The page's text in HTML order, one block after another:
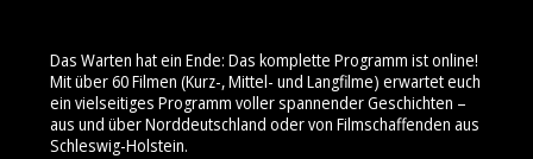
Das Warten hat ein Ende: Das komplette Programm ist online!
Mit über 60 Filmen (Kurz-, Mittel- und Langfilme) erwartet euch
ein vielseitiges Programm voller spannender Geschichten –
aus und über Norddeutschland oder von Filmschaffenden aus
Schleswig-Holstein.